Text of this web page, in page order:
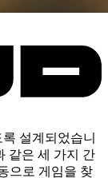
설계되었습니
같은 세 가지 간
으로 게임을 찾